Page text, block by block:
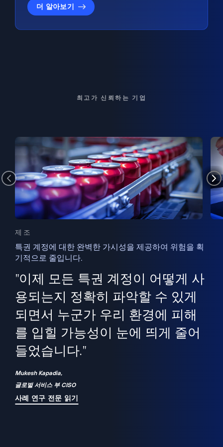
더 알아보기
최고가 신뢰하는 기업
제조
특권 계정에 대한 완벽한 가시성을 제공하여 위험을 획
기적으로 줄입니다.
"이제 모든 특권 계정이 어떻게 사
용되는지 정확히 파악할 수 있게
되면서 누군가 우리 환경에 피해
를 입힐 가능성이 눈에 띄게 줄어
들었습니다."
Mukesh Kapadia,
글로벌 서비스 부 CISO
사례 연구 전문 읽기